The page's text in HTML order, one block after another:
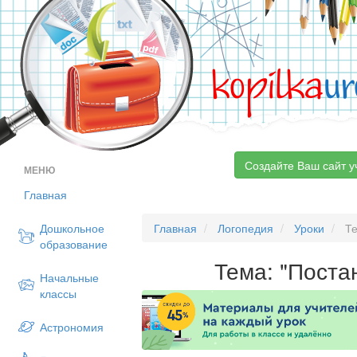
kopilka
МЕНЮ
Главная
Дошкольное
образование
Начальные
классы
Астрономия
Создайте Ваш сайт
Главная Логопедия Уроки
Тема: